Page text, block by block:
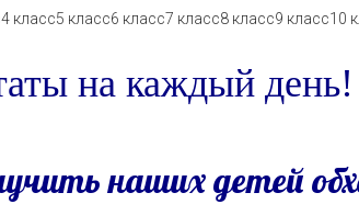
4 класс5 класс6 класс7 класс8 класс9 класс10
на каждый день!
наших детей